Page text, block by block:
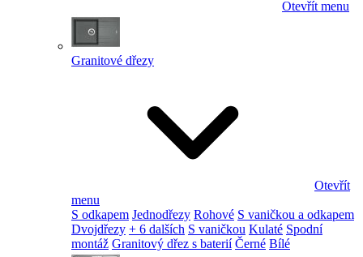
Otevřít menu
Granitové dřezy
Otevřít
menu
S odkapem Jednodřezy Rohové S vaničkou a odkapem
Dvojdřezy + 6 dalších S vaničkou Kulaté Spodní
montáž Granitový dřez s baterií Černé Bílé